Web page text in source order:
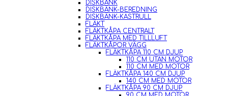
DISKBÄNK
DISKBÄNK-BEREDNING
DISKBÄNK-KASTRULL
FLÄKT
FLÄKTKÅPA CENTRALT
FLÄKTKÅPA MED TILLLUFT
FLÄKTKÅPOR VÄGG
FLÄKTKÅPA 110 CM DJUP
110 CM UTAN MOTOR
110 CM MED MOTOR
FLÄKTKÅPA 140 CM DJUP
140 CM MED MOTOR
FLÄKTKÅPA 90 CM DJUP